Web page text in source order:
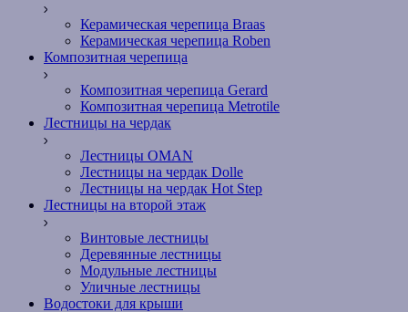
Керамическая черепица Braas
Керамическая черепица Roben
Композитная черепица
Композитная черепица Gerard
Композитная черепица Metrotile
Лестницы на чердак
Лестницы OMAN
Лестницы на чердак Dolle
Лестницы на чердак Hot Step
Лестницы на второй этаж
Винтовые лестницы
Деревянные лестницы
Модульные лестницы
Уличные лестницы
Водостоки для крыши